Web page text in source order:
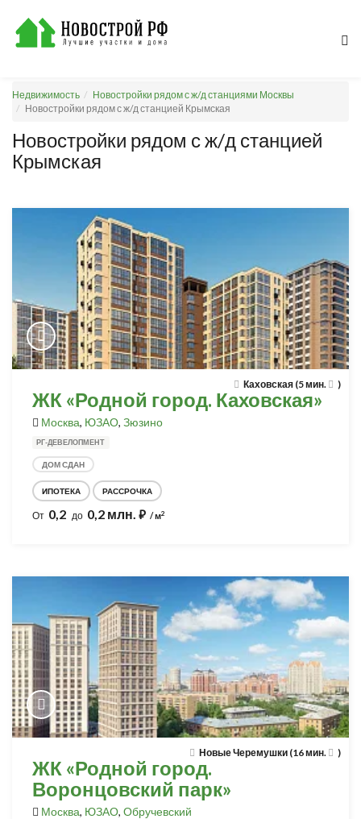
Недвижимость
Новостройки рядом с ж/д станциями Москвы
Новостройки рядом с ж/д станцией Крымская
Новостройки рядом с ж/д станцией
Крымская
Каховская (5 мин. )
ЖК «Родной город. Каховская»
Москва, ЮЗАО, Зюзино
РГ-ДЕВЕЛОПМЕНТ
ДОМ СДАН
ИПОТЕКА РАССРОЧКА
От 0,2 до 0,2 млн. ⃏ / м2
Новые Черемушки (16 мин. )
ЖК «Родной город.
Воронцовский парк»
Москва, ЮЗАО, Обручевский